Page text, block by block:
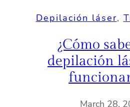
Depilación láser,
¿Cómo
depilación
March 28,